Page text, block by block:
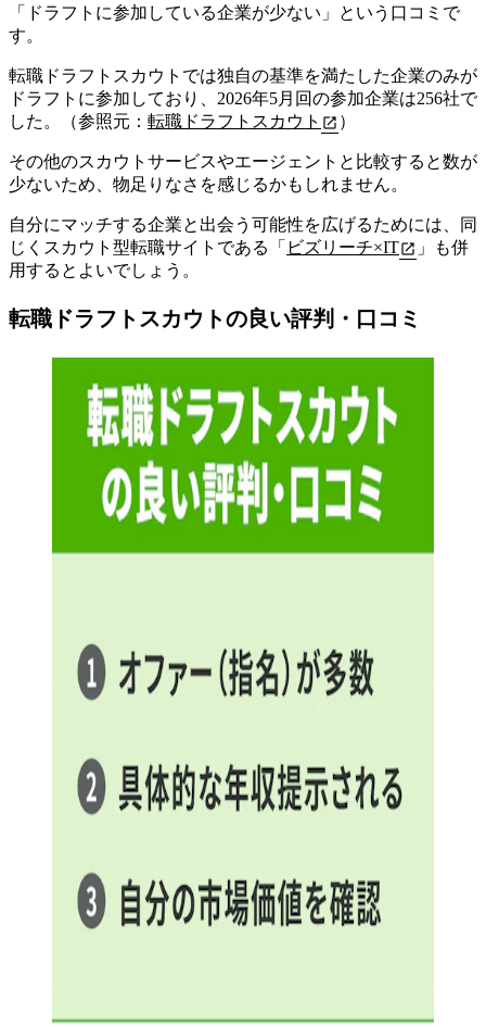
「ドラフトに参加している企業が少ない」という口コミで
す。
転職ドラフトスカウトでは独自の基準を満たした企業のみが
ドラフトに参加しており、2026年5月回の参加企業は256社で
した。（参照元： 転職ドラフトスカウト ）
その他のスカウトサービスやエージェントと比較すると数が
少ないため、物足りなさを感じるかもしれません。
自分にマッチする企業と出会う可能性を広げるためには、
同
じくスカウト型転職サイトである「 ビズリーチ×IT
」も併
用するとよいでしょう 。
転職ドラフトスカウトの良い評判・口コミ